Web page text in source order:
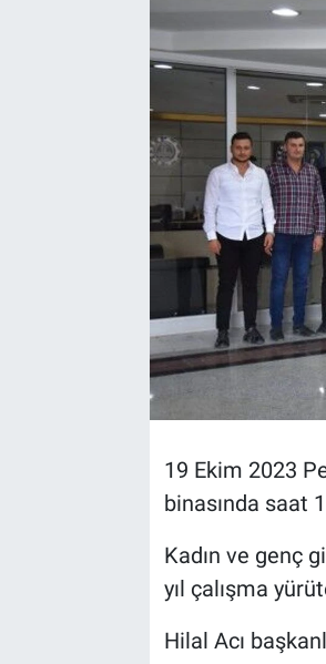
19 Ekim 2023
binasında saat
Kadın ve genç
yıl çalışma
Hilal Acı